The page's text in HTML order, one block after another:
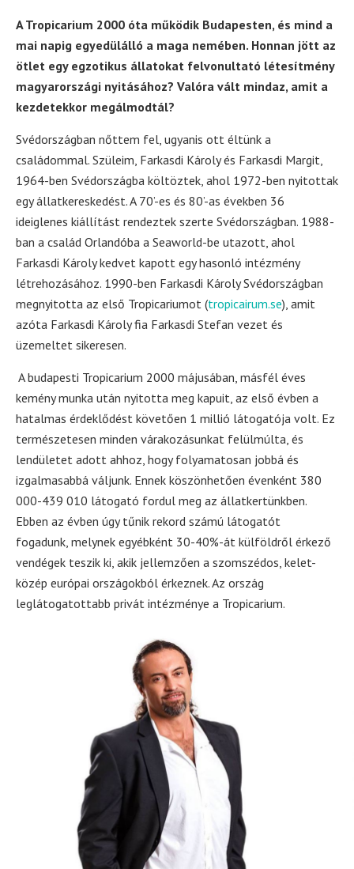
A Tropicarium 2000 óta működik Budapesten, és mind a
mai napig egyedülálló a maga nemében. Honnan jött az
ötlet egy egzotikus állatokat felvonultató létesítmény
magyarországi nyitásához? Valóra vált mindaz, amit a
kezdetekkor megálmodtál?
Svédországban nőttem fel, ugyanis ott éltünk a
családommal. Szüleim, Farkasdi Károly és Farkasdi Margit,
1964-ben Svédországba költöztek, ahol 1972-ben nyitottak
egy állatkereskedést. A 70’-es és 80’-as években 36
ideiglenes kiállítást rendeztek szerte Svédországban. 1988-
ban a család Orlandóba a Seaworld-be utazott, ahol
Farkasdi Károly kedvet kapott egy hasonló intézmény
létrehozásához. 1990-ben Farkasdi Károly Svédországban
megnyitotta az első Tropicariumot (tropicairum.se), amit
azóta Farkasdi Károly fia Farkasdi Stefan vezet és
üzemeltet sikeresen.
A budapesti Tropicarium 2000 májusában, másfél éves
kemény munka után nyitotta meg kapuit, az első évben a
hatalmas érdeklődést követően 1 millió látogatója volt. Ez
természetesen minden várakozásunkat felülmúlta, és
lendületet adott ahhoz, hogy folyamatosan jobbá és
izgalmasabbá váljunk. Ennek köszönhetően évenként 380
000-439 010 látogató fordul meg az állatkertünkben.
Ebben az évben úgy tűnik rekord számú látogatót
fogadunk, melynek egyébként 30-40%-át külföldről érkező
vendégek teszik ki, akik jellemzően a szomszédos, kelet-
közép európai országokból érkeznek. Az ország
leglátogatottabb privát intézménye a Tropicarium.